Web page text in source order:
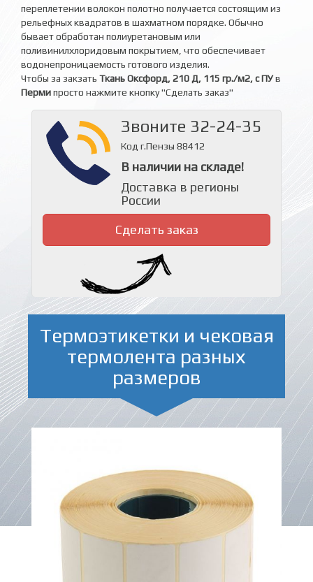
переплетении волокон полотно получается состоящим из
рельефных квадратов в шахматном порядке. Обычно
бывает обработан полиуретановым или
поливинилхлоридовым покрытием, что обеспечивает
водонепроницаемость готового изделия.
Чтобы за закзать Ткань Оксфорд, 210 Д, 115 гр./м2, с ПУв
Пермипросто нажмите кнопку "Сделать заказ"
Звоните 32-24-35
Код г.Пензы 88412
В наличии на складе!
Доставка в регионы
России
Сделать заказ
Термоэтикетки и чековая
термолента разных
размеров